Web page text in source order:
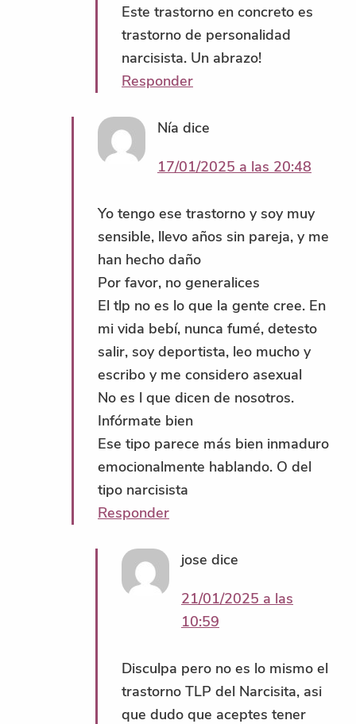
Este trastorno en concreto es
trastorno de personalidad
narcisista. Un abrazo!
Responder
Nía dice
17/01/2025 a las 20:48
Yo tengo ese trastorno y soy muy
sensible, llevo años sin pareja, y me
han hecho daño
Por favor, no generalices
El tlp no es lo que la gente cree. En
mi vida bebí, nunca fumé, detesto
salir, soy deportista, leo mucho y
escribo y me considero asexual
No es l que dicen de nosotros.
Infórmate bien
Ese tipo parece más bien inmaduro
emocionalmente hablando. O del
tipo narcisista
Responder
jose dice
21/01/2025 a las
10:59
Disculpa pero no es lo mismo el
trastorno TLP del Narcisita, asi
que dudo que aceptes tener